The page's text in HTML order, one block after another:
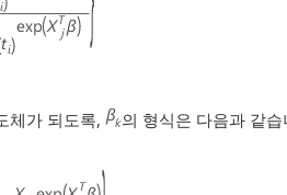
체가 되도록, 의 형식은 다음과 같습